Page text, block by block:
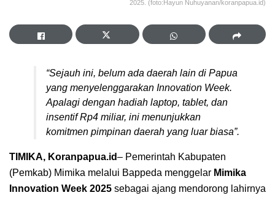
2025. (foto:Hayun Nuhuyanan/koranpapua.id)
“Sejauh ini, belum ada daerah lain di Papua
yang menyelenggarakan Innovation Week.
Apalagi dengan hadiah laptop, tablet, dan
insentif Rp4 miliar, ini menunjukkan
komitmen pimpinan daerah yang luar biasa”.
TIMIKA, Koranpapua.id– Pemerintah Kabupaten
(Pemkab) Mimika melalui Bappeda menggelar Mimika
Innovation Week 2025 sebagai ajang mendorong lahirnya